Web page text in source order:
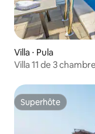
Villa ⋅ Pula
Villa 11 de 3
Superhôte
Superhôte